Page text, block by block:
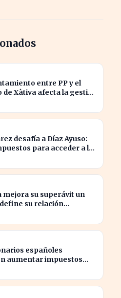
entre PP y el
de Xàtiva afecta la gestión
desafía a Díaz Ayuso:
para acceder a la
mejora su superávit un
su relación
españoles
aumentar impuestos